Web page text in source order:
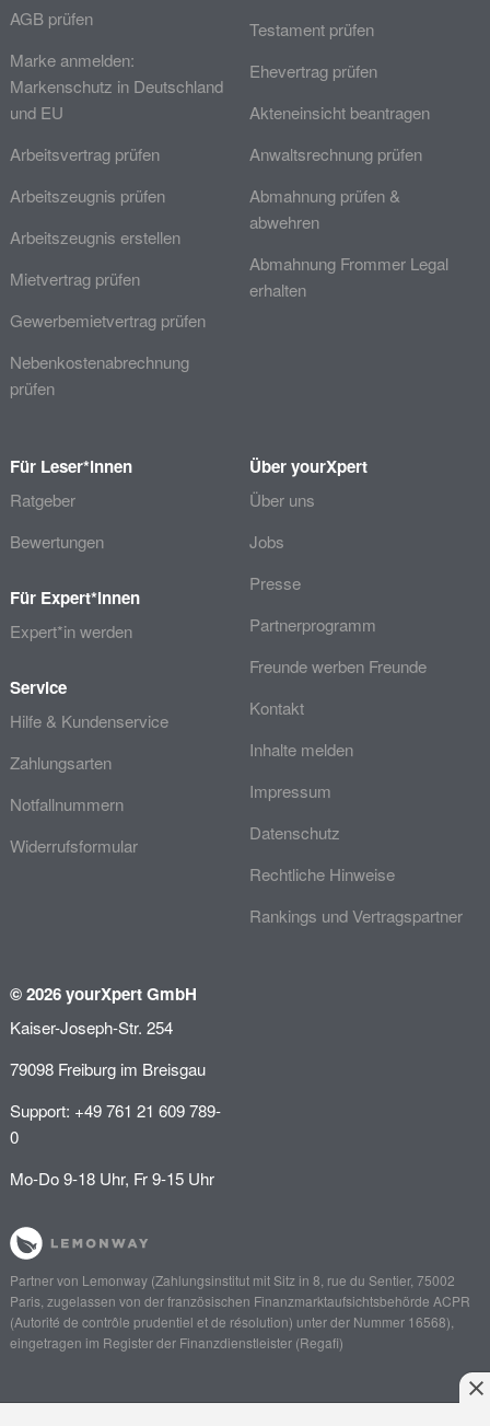
AGB prüfen
Marke anmelden:
Markenschutz in Deutschland
und EU
Arbeitsvertrag prüfen
Arbeitszeugnis prüfen
Arbeitszeugnis erstellen
Mietvertrag prüfen
Gewerbemietvertrag prüfen
Nebenkostenabrechnung
prüfen
Testament prüfen
Ehevertrag prüfen
Akteneinsicht beantragen
Anwaltsrechnung prüfen
Abmahnung prüfen &
abwehren
Abmahnung Frommer Legal
erhalten
Für Leser*innen
Ratgeber
Bewertungen
Für Expert*innen
Expert*in werden
Service
Hilfe & Kundenservice
Zahlungsarten
Notfallnummern
Widerrufsformular
Über yourXpert
Über uns
Jobs
Presse
Partnerprogramm
Freunde werben Freunde
Kontakt
Inhalte melden
Impressum
Datenschutz
Rechtliche Hinweise
Rankings und Vertragspartner
© 2026 yourXpert GmbH
Kaiser-Joseph-Str. 254
79098 Freiburg im Breisgau
Support: +49 761 21 609 789-
0
Mo-Do 9-18 Uhr, Fr 9-15 Uhr
Partner von Lemonway(Zahlungsinstitut mit Sitz in 8, rue du Sentier, 75002
Paris, zugelassen von der französischen Finanzmarktaufsichtsbehörde ACPR
(Autorité de contrôle prudentiel et de résolution) unter der Nummer 16568),
eingetragen im Register der Finanzdienstleister (Regafi)